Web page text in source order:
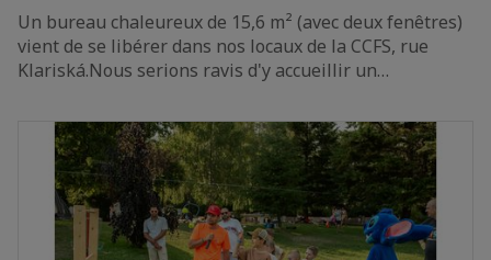
Un bureau chaleureux de 15,6 m² (avec deux fenêtres)
vient de se libérer dans nos locaux de la CCFS, rue
Klariská.Nous serions ravis d'y accueillir un…